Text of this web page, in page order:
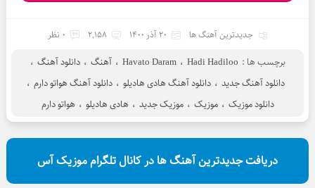
جدیدترین آهنگ ها 20 آذر 1400 2,158 0 نظر
برچسب ها : Hadi Hadiloo ، Havato Daram ، آهنگ ، دانلود آهنگ ،
دانلود آهنگ جدید ، دانلود آهنگ هادی هادیلو ، دانلود آهنگ هواتو دارم ،
دانلود موزیک ، موزیک ، موزیک جدید ، هادی هادیلو ، هواتو دارم
دریافت جدیدترین آهنگ ها در کانال تلگرام موزیک آس